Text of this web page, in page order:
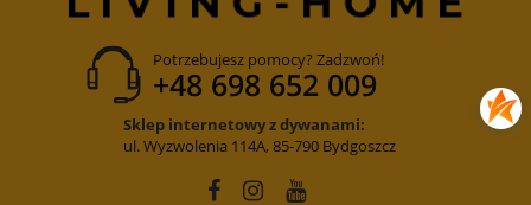
Potrzebujesz pomocy? Zadzwoń!
+48 698 652 009
Sklep internetowy z dywanami:
ul. Wyzwolenia 114A, 85-790 Bydgoszcz